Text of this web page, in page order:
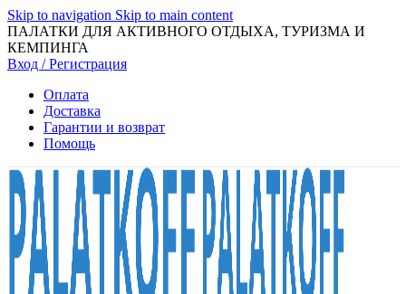
Skip to navigation Skip to main content
ПАЛАТКИ ДЛЯ АКТИВНОГО ОТДЫХА, ТУРИЗМА И
КЕМПИНГА
Вход / Регистрация
Оплата
Доставка
Гарантии и возврат
Помощь